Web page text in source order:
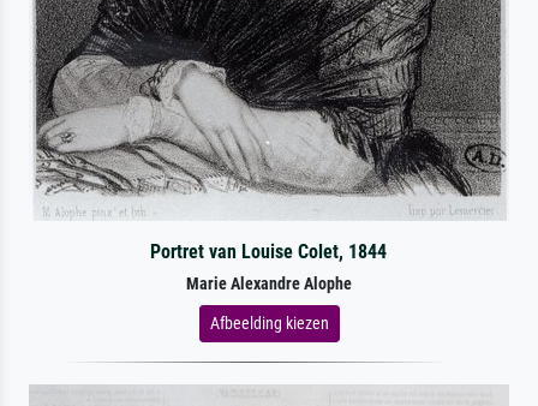
Portret van Louise Colet, 1844
Marie Alexandre Alophe
Afbeelding kiezen